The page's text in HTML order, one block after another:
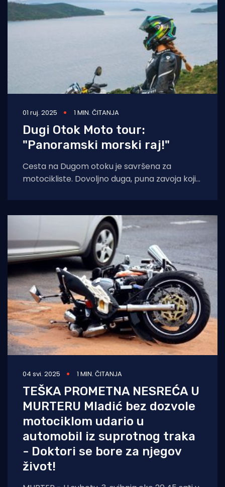
01 ruj. 2025 1 MIN. ČITANJA
Dugi Otok Moto tour:
"Panoramski morski raj!"
Cesta na Dugom otoku je savršena za
motocikliste. Dovoljno duga, puna zavoja koji
04 svi. 2025 1 MIN. ČITANJA
TEŠKA PROMETNA NESREĆA U
MURTERU Mladić bez dozvole
motociklom udario u
automobil iz suprotnog traka
- Doktori se bore za njegov
život!